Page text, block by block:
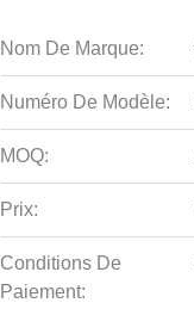
Nom De Marque:
Numéro De Modèle:
MOQ:
Prix:
Conditions De
Paiement: